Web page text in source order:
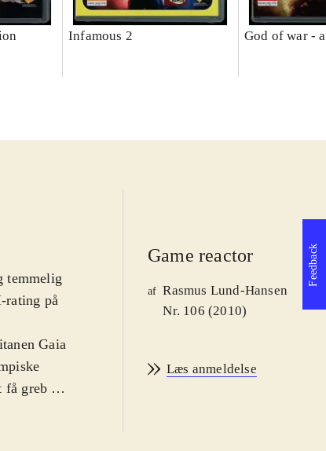
Infamous 2 God of war -
temmelig
rating på
Gaia
greb om
Game reactor
af Rasmus Lund-Hansen
Nr. 106 (2010)
Læs anmeldelse
Feedback